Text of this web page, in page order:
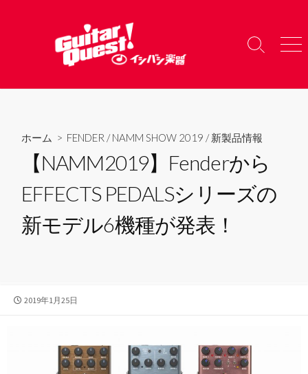
へ
検
り
メ
ー
ホーム > FENDER /NAMM SHOW 2019 /新製品情報
【NAMM2019】Fenderから
EFFECTS PEDALSシリーズの
新モデル6機種が発表！
公
2019年1月25日